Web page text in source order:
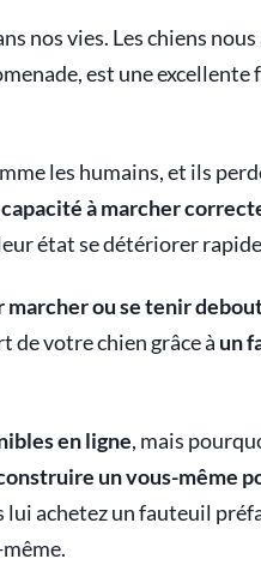
nos vies. Les chiens
est une excellente
les humains, et ils
à marcher
état se détériorer
ou se tenir
de votre chien grâce à un
en ligne, mais
un vous-même
lui achetez un fauteuil